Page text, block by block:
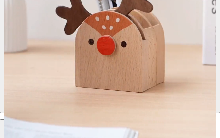
【圣诞限定】晃晃笔筒 驯鹿 / 文具收纳 / 交换礼物